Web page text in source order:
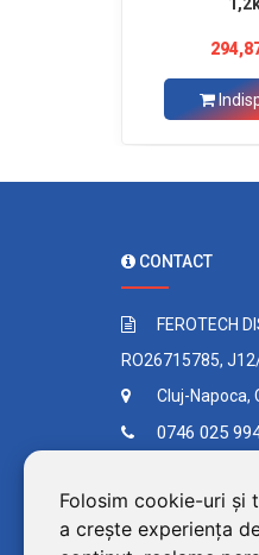
Folosim cookie-uri și
a crește experiența
CONTACT
FEROTECH
RO26715785,
Cluj-Napoca,
0746 025